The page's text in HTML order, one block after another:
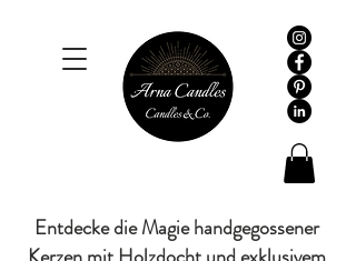
Entdecke die Magie handgegossener